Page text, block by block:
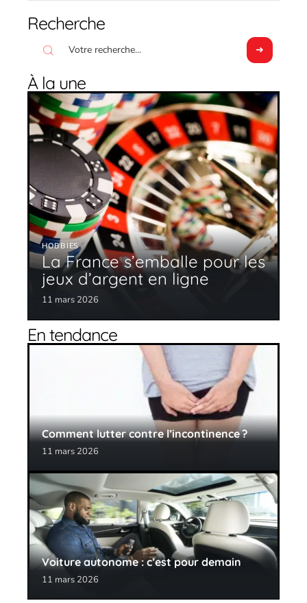
Recherche
À la une
HOBBIES
La France s’emballe pour les
jeux d’argent en ligne
11 mars 2026
En tendance
Comment lutter contre l’incontinence ?
11 mars 2026
Voiture autonome : c’est pour demain
11 mars 2026